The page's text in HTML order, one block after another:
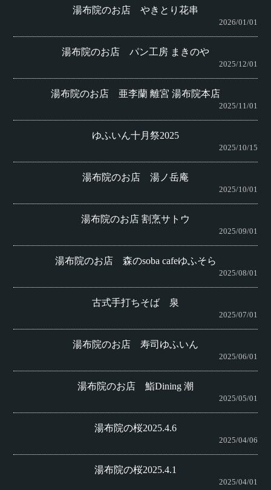
湯布院のお店 やきとり花串
2026/01/01
湯布院のお店 パン工房 まきのや
2025/12/01
湯布院のお店 亜李蘭 離宮 湯布院本店
2025/11/01
ゆふいん十月祭2025
2025/10/15
湯布院のお店 湯ノ岳庵
2025/10/01
湯布院のお店 割烹サトウ
2025/09/01
湯布院のお店 森のsoba cafeゆふそら
2025/08/01
古式手打ちそば 泉
2025/07/01
湯布院のお店 寿司ゆふいん
2025/06/01
湯布院のお店 鮨Dining 潮
2025/05/01
湯布院の桜2025.4.6
2025/04/06
湯布院の桜2025.4.1
2025/04/01